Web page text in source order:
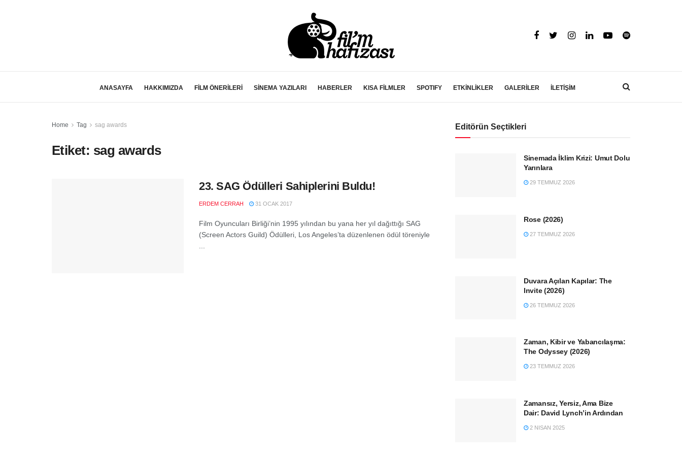
ANASAYFA HAKKIMIZDA FİLM ÖNERİLERİ SİNEMA YAZILARI HABERLER KISA FİLMLER SPOTIFY ETKİNLİKLER GALERİLER İLETİŞİM
Home Tag sag awards
Etiket: sag awards
23. SAG Ödülleri Sahiplerini Buldu!
ERDEM CERRAH 31 OCAK 2017
Film Oyuncuları Birliği’nin 1995 yılından bu yana her yıl dağıttığı SAG
(Screen Actors Guild) Ödülleri, Los Angeles’ta düzenlenen ödül töreniyle
Editörün Seçtikleri
Sinemada İklim Krizi: Umut Dolu
Yarınlara
29 TEMMUZ 2026
Rose (2026)
27 TEMMUZ 2026
Duvara Açılan Kapılar: The
Invite (2026)
26 TEMMUZ 2026
Zaman, Kibir ve Yabancılaşma:
The Odyssey (2026)
23 TEMMUZ 2026
Zamansız, Yersiz, Ama Bize
Dair: David Lynch’in Ardından
2 NISAN 2025